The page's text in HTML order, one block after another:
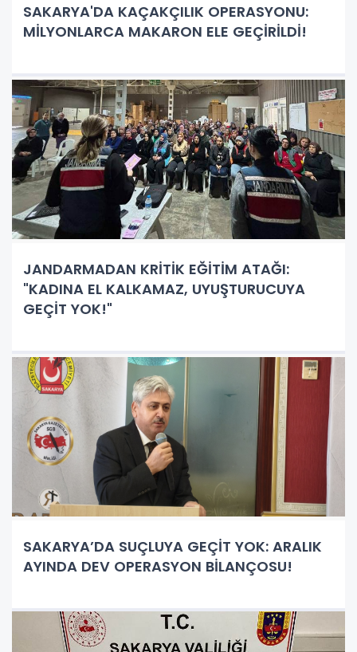
SAKARYA'DA KAÇAKÇILIK OPERASYONU:
MİLYONLARCA MAKARON ELE GEÇİRİLDİ!
JANDARMADAN KRİTİK EĞİTİM ATAĞI:
"KADINA EL KALKAMAZ, UYUŞTURUCUYA
GEÇİT YOK!"
SAKARYA’DA SUÇLUYA GEÇİT YOK: ARALIK
AYINDA DEV OPERASYON BİLANÇOSU!